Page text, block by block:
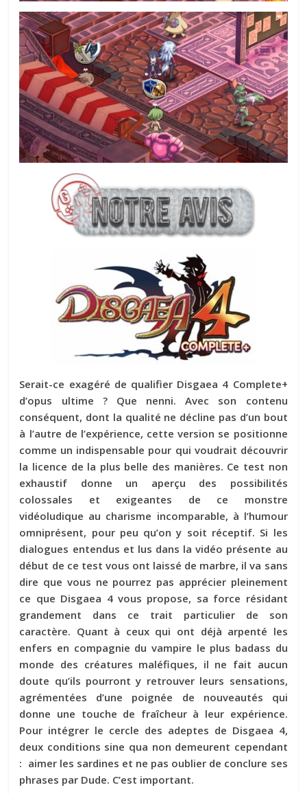
Serait-ce exagéré de qualifier Disgaea 4 Complete+
d’opus ultime ? Que nenni. Avec son contenu
conséquent, dont la qualité ne décline pas d’un bout
à l’autre de l’expérience, cette version se positionne
comme un indispensable pour qui voudrait découvrir
la licence de la plus belle des manières. Ce test non
exhaustif donne un aperçu des possibilités
colossales et exigeantes de ce monstre
vidéoludique au charisme incomparable, à l’humour
omniprésent, pour peu qu’on y soit réceptif. Si les
dialogues entendus et lus dans la vidéo présente au
début de ce test vous ont laissé de marbre, il va sans
dire que vous ne pourrez pas apprécier pleinement
ce que Disgaea 4 vous propose, sa force résidant
grandement dans ce trait particulier de son
caractère. Quant à ceux qui ont déjà arpenté les
enfers en compagnie du vampire le plus badass du
monde des créatures maléfiques, il ne fait aucun
doute qu’ils pourront y retrouver leurs sensations,
agrémentées d’une poignée de nouveautés qui
donne une touche de fraîcheur à leur expérience.
Pour intégrer le cercle des adeptes de Disgaea 4,
deux conditions sine qua non demeurent cependant
: aimer les sardines et ne pas oublier de conclure ses
phrases par Dude. C’est important.